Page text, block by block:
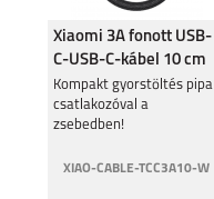
Xiaomi 3A fonott USB-
C-USB-C-kábel 10 cm
BHR08W0
Kompakt gyorstöltés pipa
csatlakozóval a
zsebedben!
XIAO-CABLE-TCC3A10-W